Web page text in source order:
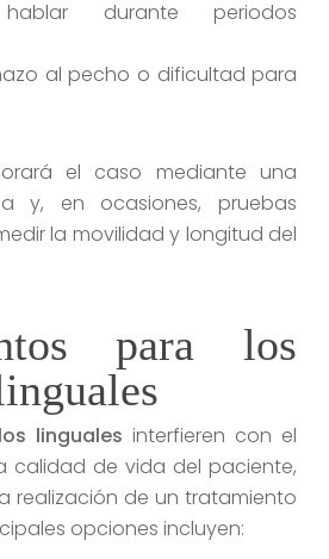
durante periodos
al pecho o dificultad para
el caso mediante una
y, en ocasiones, pruebas
la movilidad y longitud del
para los
linguales interfieren con el
calidad de vida del paciente,
realización de un tratamiento
opciones incluyen: